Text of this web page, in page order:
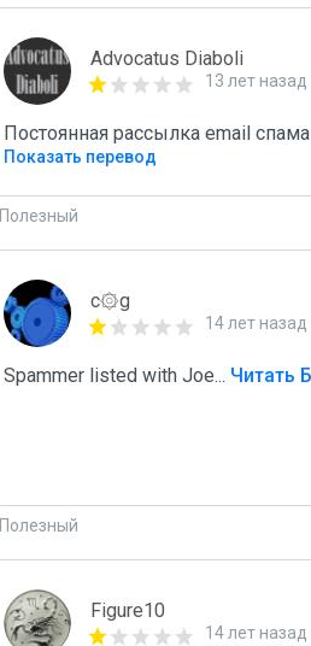
Advocatus Diaboli
13 лет назад
Постоянная рассылка email
Показать перевод
Полезный
c۞g
14 лет назад
Spammer listed with Joe... Читать
Полезный
Figure10
14 лет назад